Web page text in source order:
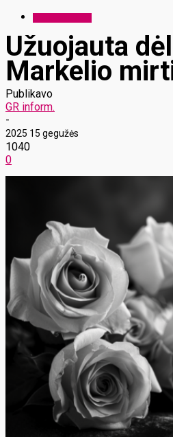
Užuojauta
Markelio
Publikavo
GR inform.
-
2025 15 gegužės
1040
0